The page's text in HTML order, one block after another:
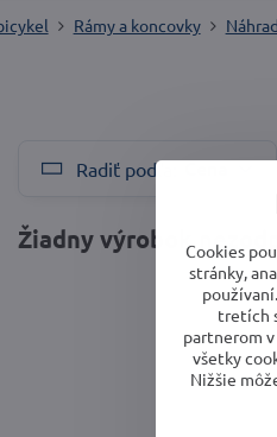
Rámy a koncovky
Radiť podľa: Cena
Cookies
stránky,
tretích
partnerom
všetky
Nižšie